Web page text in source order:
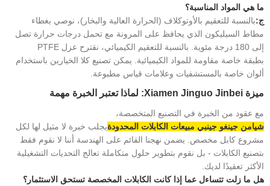
ما هي المواد المناسبة؟
ج:بالنسبة للتعقيم بالأوتوكلاف (الحرارة العالية والبخار)، نوصي بغطاء
مطاط السيليكون الذي يحافظ على المرونة مع تحمل درجات حرارة تصل
إلى 180 درجة مئوية. بالنسبة للتعقيم الكيميائي، نقترح عزل PTFE
بطبقة خاصة مقاومة للمواد الكيميائية. يمكن تصنيع كلا الخيارين باستخدام
ألوان خاصة بالمستشفيات وعلامات قياس مطبوعة.
ميزة Xiamen Jinguo Jinbei: لماذا تعتبر الخبرة مهمة
مع عقود من الخبرة في التصنيع المتخصصة،
شيامن جينغو جينبي مبيعات الكابلات المحدودةيجلب خبرة لا مثيل لها لكل
مشروع كابل مخصص. يضمن نهجنا القائم على الهندسة أننا لا نقوم فقط
بتصنيع الكابلات - بل نقوم بتطوير حلول متكاملة تعالج التحديات التشغيلية
الأكثر تعقيدًا لديك.
هل ما زلت تتساءل عما إذا كانت الكابلات المخصصة تستحق الاستثمار؟